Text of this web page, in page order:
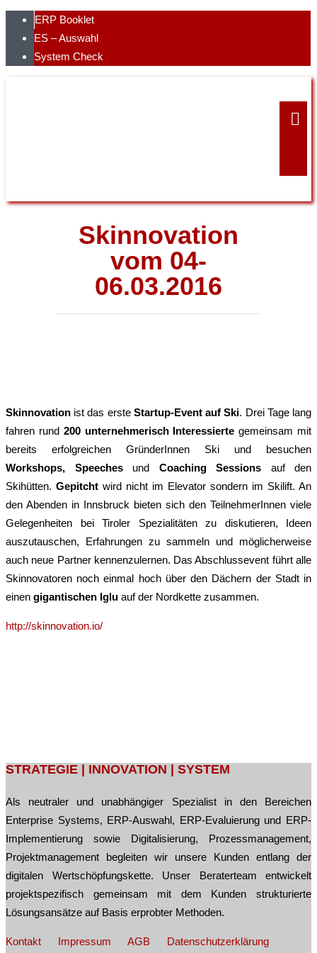
Skip
content
ERP Booklet
ES – Auswahl
System Check
Skinnovation
vom 04-
06.03.2016
Skinnovation ist das erste Startup-Event auf Ski. Drei Tage lang
fahren rund 200 unternehmerisch Interessierte gemeinsam mit
bereits erfolgreichen GründerInnen Ski und besuchen
Workshops, Speechesund Coaching Sessions auf den
Skihütten. Gepitcht wird nicht im Elevator sondern im Skilift. An
den Abenden in Innsbruck bieten sich den TeilnehmerInnen viele
Gelegenheiten bei Tiroler Spezialitäten zu diskutieren, Ideen
auszutauschen, Erfahrungen zu sammeln und möglicherweise
auch neue Partner kennenzulernen. Das Abschlussevent führt alle
Skinnovatoren noch einmal hoch über den Dächern der Stadt in
einen gigantischen Iglu auf der Nordkette zusammen.
http://skinnovation.io/
Post
navigation
STRATEGIE | INNOVATION | SYSTEM
Als neutraler und unabhängiger Spezialist in den Bereichen
Enterprise Systems, ERP-Auswahl, ERP-Evaluierung und ERP-
Implementierung sowie Digitalisierung, Prozessmanagement,
Projektmanagement begleiten wir unsere Kunden entlang der
digitalen Wertschöpfungskette. Unser Beraterteam entwickelt
projektspezifisch gemeinsam mit dem Kunden strukturierte
Lösungsansätze auf Basis erprobter Methoden.
Kontakt Impressum AGB Datenschutzerklärung